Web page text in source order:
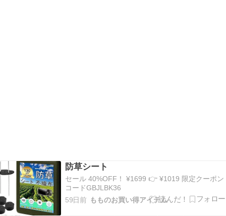
防草シート
セール 40%OFF！ ¥1699 👉 ¥1019 限定クーポン
コードGBJLBK36
59日前 もものお買い得アイテム